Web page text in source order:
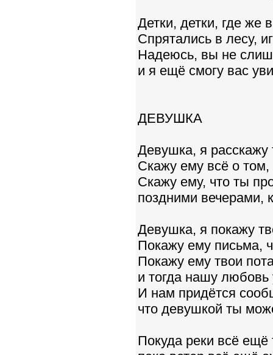
Детки, детки, где же
Спрятались в лесу,
Надеюсь, вы не
и я ещё смогу вас
ДЕВУШКА
Девушка, я
Скажу ему всё о
Скажу ему, что ты
поздними вечерами,
Девушка, я покажу
Покажу ему письма,
Покажу ему твои
и тогда нашу любовь
И нам придётся
что девушкой ты
Покуда реки всё ещё